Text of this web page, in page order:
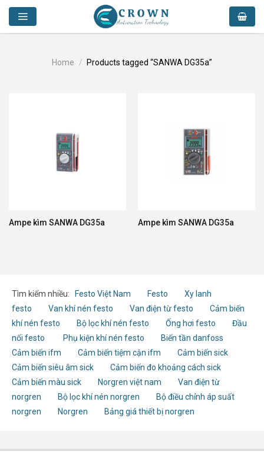
Skip
content
Home / Products tagged “SANWA DG35a”
Ampe kìm SANWA DG35a Ampe kìm SANWA DG35a
Tìm kiếm nhiều: Festo Việt Nam Festo
Xy lanh
festo
Van khí nén festo Van điện từ festo
Cảm biến
khí nén festo
Bộ lọc khí nén festo Ống hơi festo
Đầu
nối festo
Phụ kiện khí nén festo
Biến tần danfoss
Cảm biến ifm
Cảm biến tiệm cận ifm
Cảm biến sick
Cảm biến siêu âm sick
Cảm biến đo khoảng cách sick
Cảm biến màu sick
Norgren việt nam
Van điện từ
norgren
Bộ lọc khí nén norgren
Bộ điều chỉnh áp suất
norgren
Norgren Bảng giá thiết bị norgren